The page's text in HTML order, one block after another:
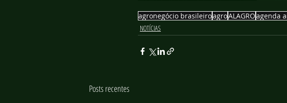
agronegócio brasileiroagroALAGROagenda
NOTÍCIAS
Posts recentes